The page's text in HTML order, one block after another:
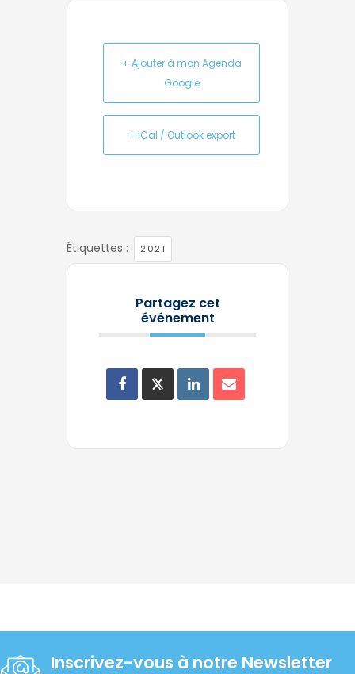
+ Ajouter à mon Agenda
Google
+ iCal / Outlook export
Étiquettes : 2021
Partagez cet
événement
Inscrivez-vous à notre Newsletter